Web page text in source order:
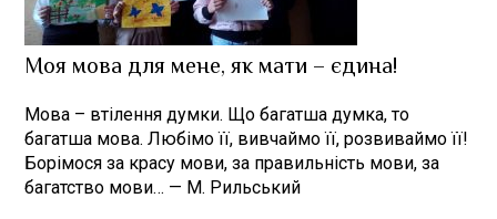
Моя мова для мене, як мати – єдина!
Мова – втiлення думки. Що багатша думка, то
багатша мова. Любiмо ïï, вивчаймо ïï, розвиваймо ïï!
Борiмося за красу мови, за правильнiсть мови, за
багатство мови… — М. Рильський